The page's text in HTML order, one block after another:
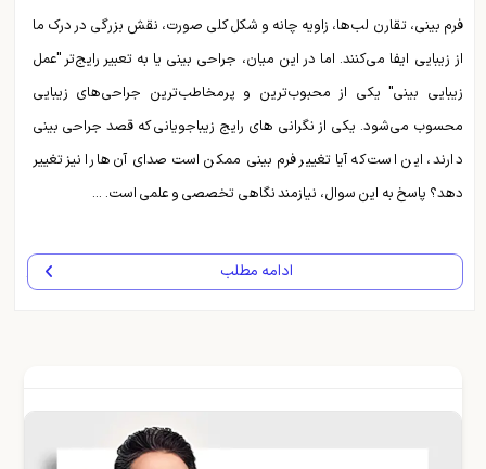
فرم بینی، تقارن لب‌ها، زاویه چانه و شکل کلی صورت، نقش بزرگی در درک ما
از زیبایی ایفا می‌کنند. اما در این میان، جراحی بینی یا به تعبیر رایج‌تر "عمل
زیبایی بینی" یکی از محبوب‌ترین و پرمخاطب‌ترین جراحی‌های زیبایی
محسوب می‌شود. یکی از نگرانی های رایج زیباجویانی که قصد جراحی بینی
دارند، این است که آیا تغییر فرم بینی ممکن است صدای آن‌ها را نیز تغییر
دهد؟ پاسخ به این سوال، نیازمند نگاهی تخصصی و علمی است. ...
ادامه مطلب